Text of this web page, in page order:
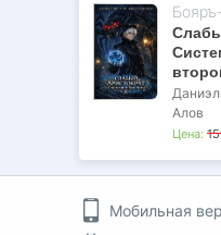
Алов
Цена:
Мобильная